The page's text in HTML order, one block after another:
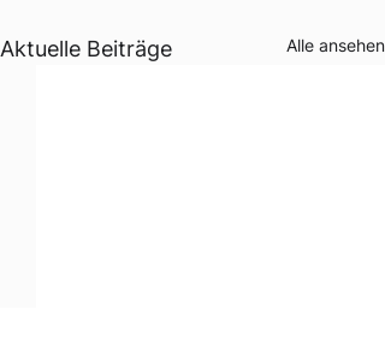
Aktuelle Beiträge Alle ansehen